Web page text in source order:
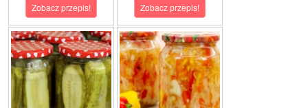
Zobacz przepis! Zobacz przepis!